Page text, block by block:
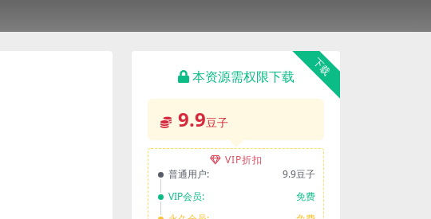
下载
本资源需权限下载
9.9豆子
VIP折扣
普通用户:
9.9豆子
VIP会员:
免费